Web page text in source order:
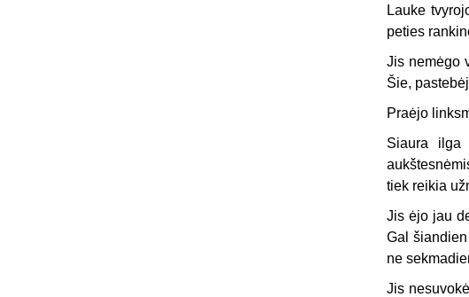
Lauke
peties
Jis nemėgo
Šie,
Praėjo
Siaura ilga
tiek reikia
Jis ėjo jau
Gal
ne
Jis